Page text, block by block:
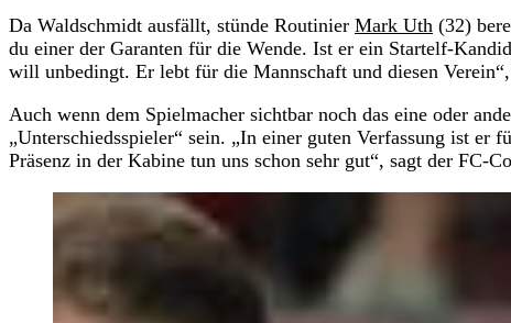
Da Waldschmidt ausfällt, stünde Routinier Mark Uth (32)
du einer der Garanten für die Wende. Ist er ein Startelf-
will unbedingt. Er lebt für die Mannschaft und diesen
Auch wenn dem Spielmacher sichtbar noch das eine oder
„Unterschiedsspieler“ sein. „In einer guten Verfassung ist er
Präsenz in der Kabine tun uns schon sehr gut“, sagt der FC-